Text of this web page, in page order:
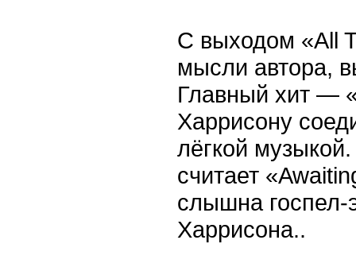
С выходом «All
мысли автора,
Главный хит —
Харрисону
лёгкой
считает
слышна госпел-
Харрисона..